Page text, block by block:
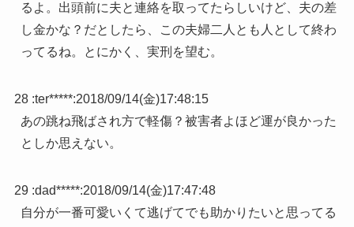
るよ。出頭前に夫と連絡を取ってたらしいけど、夫の差
し金かな？だとしたら、この夫婦二人とも人として終わ
ってるね。とにかく、実刑を望む。
28 :ter*****:2018/09/14(金)17:48:15
あの跳ね飛ばされ方で軽傷？被害者よほど運が良かった
としか思えない。
29 :dad*****:2018/09/14(金)17:47:48
自分が一番可愛いくて逃げてでも助かりたいと思ってる